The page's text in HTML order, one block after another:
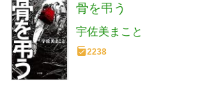
骨を弔う
宇佐美まこと
2238